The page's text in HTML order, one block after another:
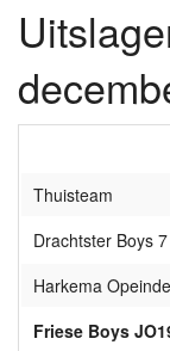
Thuisteam
Drachtster Boys 7
Harkema
Friese Boys